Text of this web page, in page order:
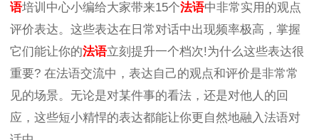
语培训中心小编给大家带来15个法语中非常实用的观点
评价表达。这些表达在日常对话中出现频率极高，掌握
它们能让你的法语立刻提升一个档次!为什么这些表达很
重要? 在法语交流中，表达自己的观点和评价是非常常
见的场景。无论是对某件事的看法，还是对他人的回
应，这些短小精悍的表达都能让你更自然地融入法语对